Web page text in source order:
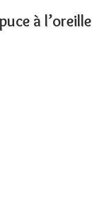
à l’oreille